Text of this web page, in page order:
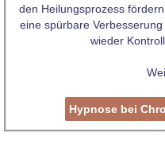
den Heilungsprozess
eine spürbare
wieder
Hypnose bei